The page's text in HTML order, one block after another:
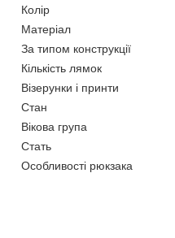
Колір
Матеріал
За типом конструкції
Кількість лямок
Візерунки і принти
Стан
Вікова група
Стать
Особливості рюкзака